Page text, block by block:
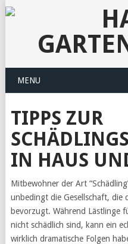
MENU
TIPPS ZUR
IN HAUS
Mitbewohner der Art
unbedingt die Gesellschaft, die
bevorzugt. Während Lästlinge
nicht schädlich sind, kann ein
wirklich dramatische Folgen